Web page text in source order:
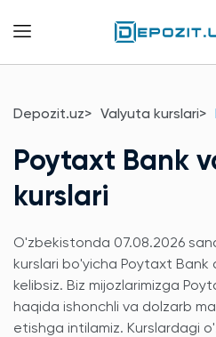
Depozit.uz Valyuta kurslari
Poytaxt Bank
kurslari
O'zbekistonda 07.08.2026
kurslari bo'yicha Poytaxt
kelibsiz. Biz mijozlarimizga
haqida ishonchli va dolzarb
etishga intilamiz. Kurslardagi